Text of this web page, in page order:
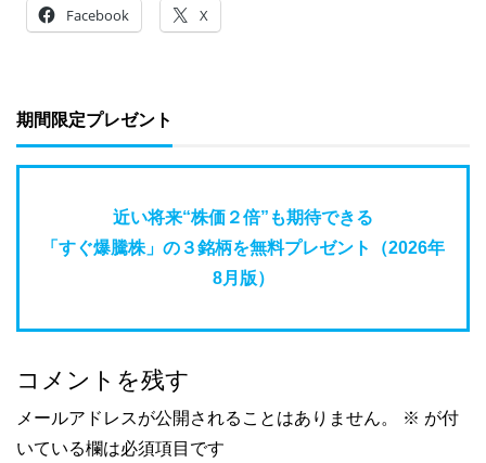
Facebook X
期間限定プレゼント
近い将来“株価２倍”も期待できる
「すぐ爆騰株」の３銘柄を無料プレゼント（2026年
8月版）
コメントを残す
メールアドレスが公開されることはありません。 ※ が付
いている欄は必須項目です